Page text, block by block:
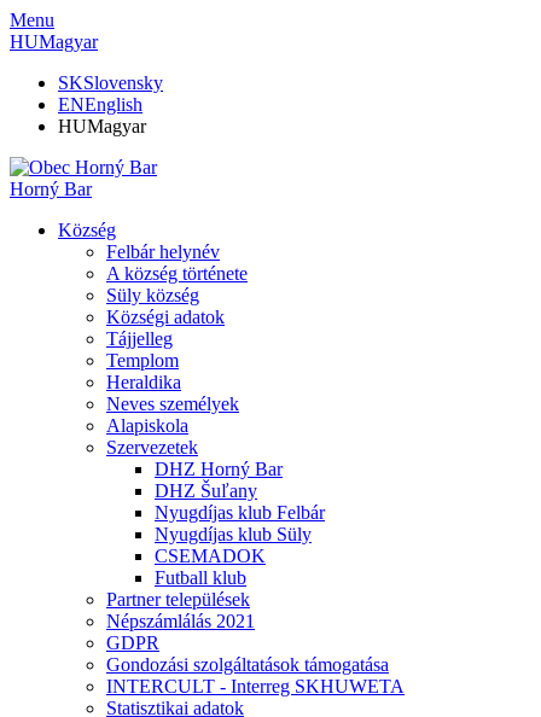
Menu
HUMagyar
SKSlovensky
ENEnglish
HUMagyar
Horný Bar
Község
Felbár helynév
A község története
Süly község
Községi adatok
Tájjelleg
Templom
Heraldika
Neves személyek
Alapiskola
Szervezetek
DHZ Horný Bar
DHZ Šuľany
Nyugdíjas klub Felbár
Nyugdíjas klub Süly
CSEMADOK
Futball klub
Partner települések
Népszámlálás 2021
GDPR
Gondozási szolgáltatások támogatása
INTERCULT - Interreg SKHUWETA
Statisztikai adatok